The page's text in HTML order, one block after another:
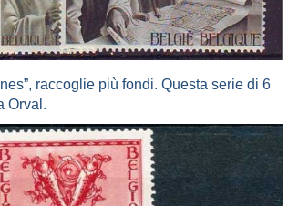
raccoglie più fondi. Questa serie di 6
Orval.